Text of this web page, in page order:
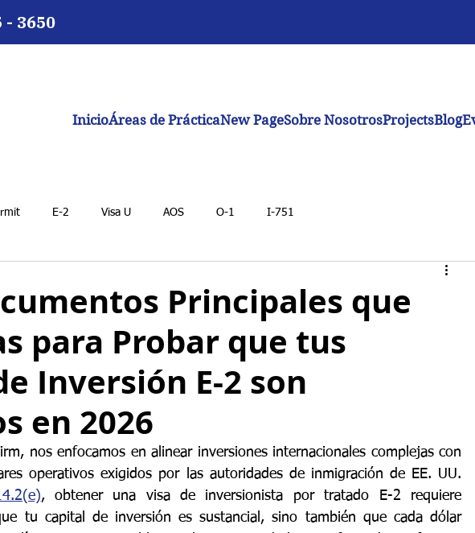
- 3650
InicioÁreas de PrácticaNew PageSobre NosotrosProjectsBlog
E-2 Visa U AOS O-1 I-751
Principales que
para Probar que tus
Inversión E-2 son
en 2026
nos enfocamos en alinear inversiones internacionales complejas con
operativos exigidos por las autoridades de inmigración de EE. UU.
, obtener una visa de inversionista por tratado E-2 requiere
tu capital de inversión es sustancial, sino también que cada dólar